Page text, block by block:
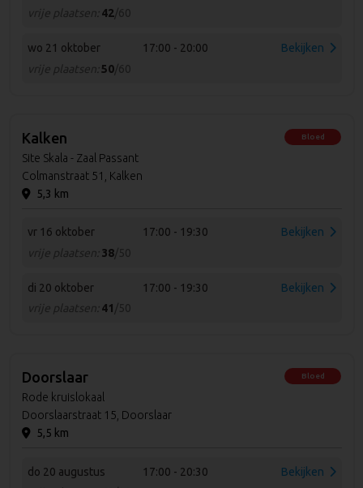
vrije plaatsen: 42/60
wo 21 oktober
17:00 - 20:00
vrije plaatsen: 50/60
Bekijken
Kalken
Site Skala - Zaal Passant
Colmanstraat 51, Kalken
5,3 km
Bloed
vr 16 oktober
17:00 - 19:30
vrije plaatsen: 38/50
Bekijken
di 20 oktober
17:00 - 19:30
vrije plaatsen: 41/50
Bekijken
Doorslaar
Rode kruislokaal
Doorslaarstraat 15, Doorslaar
5,5 km
Bloed
do 20 augustus
17:00 - 20:30
Bekijken